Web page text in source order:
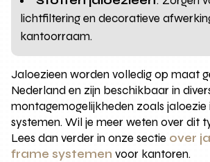
lichtfiltering en decoratieve
kantoorraam.
Jaloezieen worden volledig op maat
Nederland en zijn beschikbaar in
montagemogelijkheden zoals jaloezie
systemen. Wil je meer weten over dit
Lees dan verder in onze sectie over
frame systemen voor kantoren.